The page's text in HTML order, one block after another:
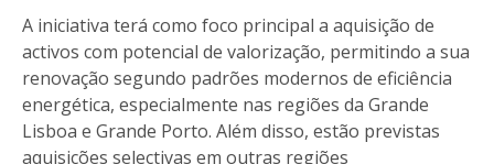
A iniciativa terá como foco principal a aquisição de
activos com potencial de valorização, permitindo a sua
renovação segundo padrões modernos de eficiência
energética, especialmente nas regiões da Grande
Lisboa e Grande Porto. Além disso, estão previstas
aquisições selectivas em outras regiões